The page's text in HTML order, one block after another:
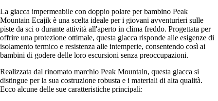
La giacca impermeabile con doppio polare per bambino Peak
Mountain Ecajik è una scelta ideale per i giovani avventurieri sulle
piste da sci o durante attività all'aperto in clima freddo. Progettata per
offrire una protezione ottimale, questa giacca risponde alle esigenze di
isolamento termico e resistenza alle intemperie, consentendo così ai
bambini di godere delle loro escursioni senza preoccupazioni.
Realizzata dal rinomato marchio Peak Mountain, questa giacca si
distingue per la sua costruzione robusta e i materiali di alta qualità.
Ecco alcune delle sue caratteristiche principali: